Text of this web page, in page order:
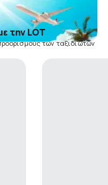
την LOT
των ταξιδιωτών